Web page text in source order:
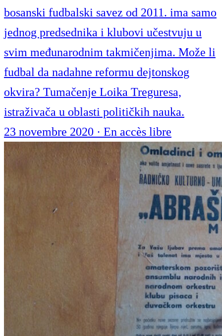
bosanski fudbalski savez od 2011. ima samo
jednog predsednika i klubovi učestvuju u
svim međunarodnim takmičenjima. Može li
fudbal da nadahne reformu dejtonskog
okvira? Tumačenje Loika Treguresa,
istraživača u oblasti političkih nauka.
23 novembre 2020 · En accès libre